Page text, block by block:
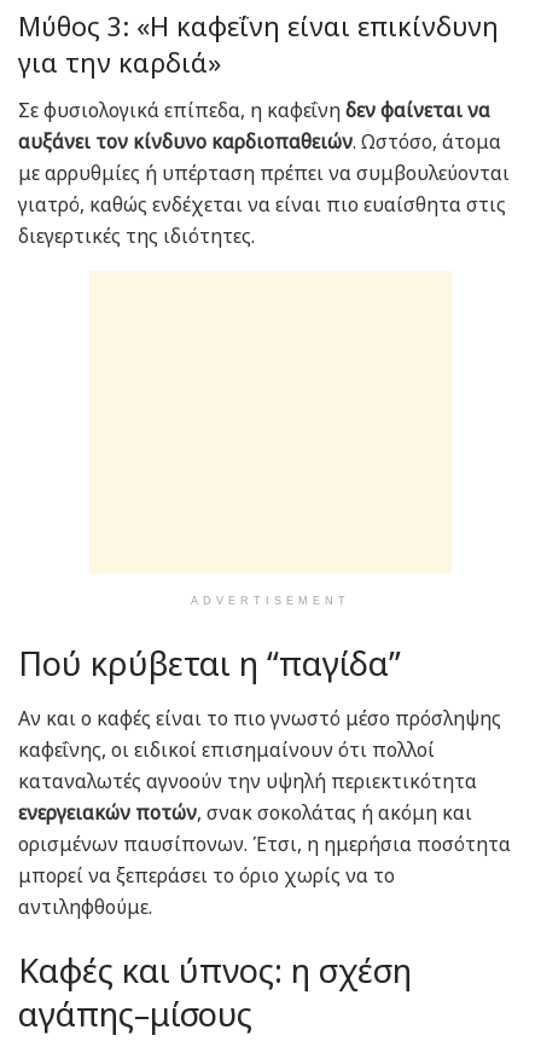
Μύθος 3: «Η καφεΐνη είναι επικίνδυνη
για την καρδιά»
Σε φυσιολογικά επίπεδα, η καφεΐνηδεν φαίνεται να
αυξάνει τον κίνδυνο καρδιοπαθειών. Ωστόσο, άτομα
με αρρυθμίες ή υπέρταση πρέπει να συμβουλεύονται
γιατρό, καθώς ενδέχεται να είναι πιο ευαίσθητα στις
διεγερτικές της ιδιότητες.
ADVERTISEMENT
Πού κρύβεται η “παγίδα”
Αν και ο καφές είναι το πιο γνωστό μέσο πρόσληψης
καφεΐνης, οι ειδικοί επισημαίνουν ότι πολλοί
καταναλωτές αγνοούν την υψηλή περιεκτικότητα
ενεργειακών ποτών, σνακ σοκολάτας ή ακόμη και
ορισμένων παυσίπονων. Έτσι, η ημερήσια ποσότητα
μπορεί να ξεπεράσει το όριο χωρίς να το
αντιληφθούμε.
Καφές και ύπνος: η σχέση
αγάπης–μίσους